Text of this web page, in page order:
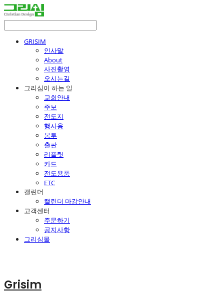
GRISIM
인사말
About
사진촬영
오시는길
그리심이 하는 일
교회안내
주보
전도지
행사용
봉투
출판
리플릿
카드
전도용품
ETC
캘린더
캘린더 마감안내
고객센터
주문하기
공지사항
그리심몰
Grisim